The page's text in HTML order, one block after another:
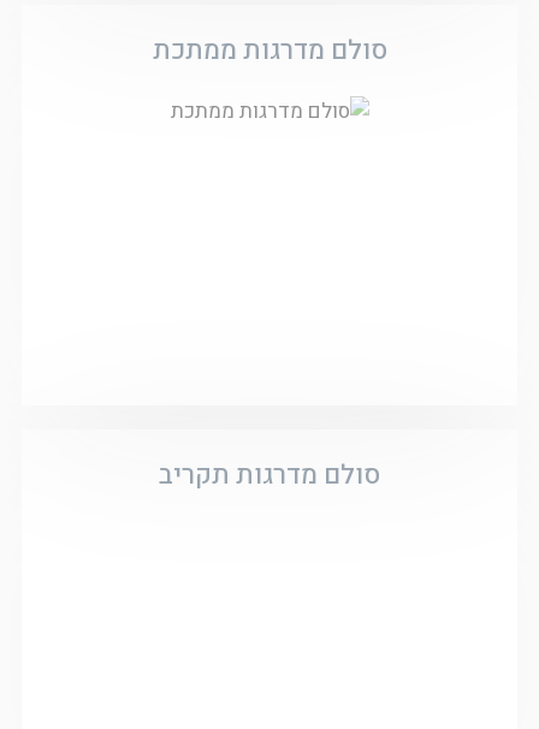
סולם מדרגות ממתכת
סולם מדרגות תקריב